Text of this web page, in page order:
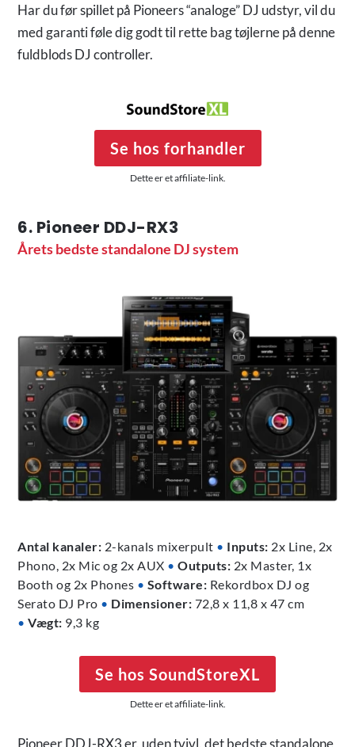
Har du før spillet på Pioneers “analoge” DJ udstyr, vil du
med garanti føle dig godt til rette bag tøjlerne på denne
fuldblods DJ controller.
Se hos forhandler
Dette er et affiliate-link.
6. Pioneer DDJ-RX3
Årets bedste standalone DJ system
Antal kanaler: 2-kanals mixerpult • Inputs: 2x Line, 2x
Phono, 2x Mic og 2x AUX •Outputs: 2x Master, 1x
Booth og 2x Phones • Software: Rekordbox DJ og
Serato DJ Pro • Dimensioner: 72,8 x 11,8 x 47 cm
•Vægt: 9,3 kg
Se hos SoundStoreXL
Dette er et affiliate-link.